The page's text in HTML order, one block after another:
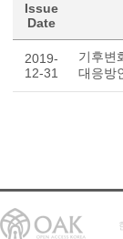
Issue
Date
2019-
12-31
기후변
대응방